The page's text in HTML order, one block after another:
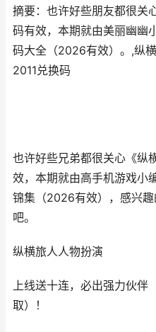
摘要：也许好些朋友都很关
码有效，本期就由美丽幽幽
码大全（2026有效）。,纵
2011兑换码
也许好些兄弟都很关心《纵
效，本期就由高手机游戏小
锦集（2026有效），感兴
吧。
纵横旅人人物扮演
上线送十连，必出强力伙伴
取）！